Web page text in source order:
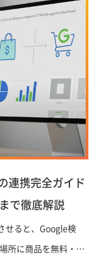
連携完全ガイド
で徹底解説
せると、Google検
所に商品を無料・有